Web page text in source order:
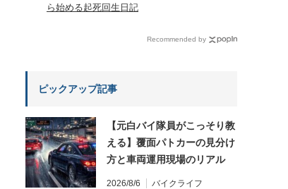
ら始める起死回生日記
Recommended by
ピックアップ記事
【元白バイ隊員がこっそり教
える】覆面パトカーの見分け
方と車両運用現場のリアル
2026/8/6 バイクライフ